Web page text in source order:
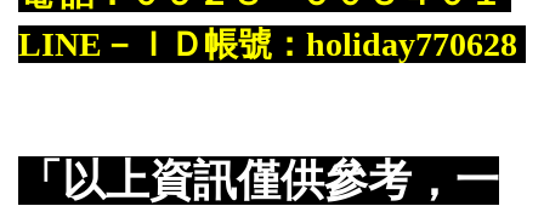
LINE－ＩＤ帳號：holiday770628
「以上資訊僅供參考，一